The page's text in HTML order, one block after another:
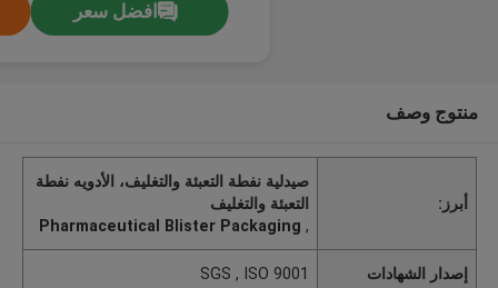
افضل سعر
منتوج وصف
أبرز:
صيدلية نفطة التعبئة والتغليف، الأدويه نفطة
التعبئة والتغليف
,
Pharmaceutical Blister Packaging
إصدار الشهادات SGS , ISO 9001